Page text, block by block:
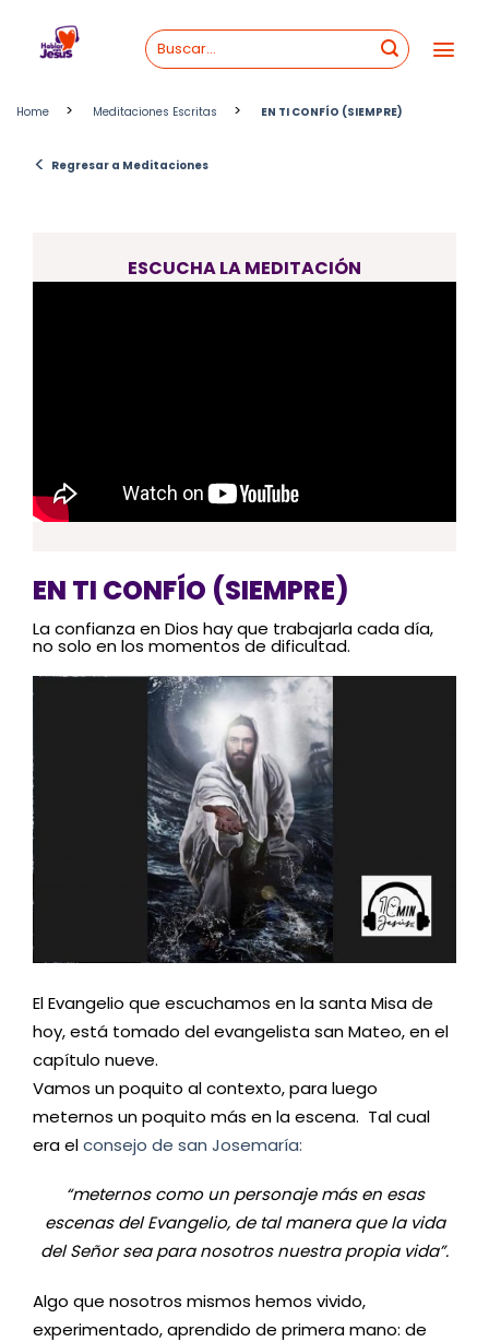
content
Home > Meditaciones Escritas > EN TI CONFÍO (SIEMPRE)
< Regresar a Meditaciones
ESCUCHA LA MEDITACIÓN
EN TI CONFÍO (SIEMPRE)
La confianza en Dios hay que trabajarla cada día,
no solo en los momentos de dificultad.
El Evangelio que escuchamos en la santa Misa de
hoy, está tomado del evangelista san Mateo, en el
capítulo nueve.
Vamos un poquito al contexto, para luego
meternos un poquito más en la escena. Tal cual
era elconsejo de san Josemaría:
“meternos como un personaje más en esas
escenas del Evangelio, de tal manera que la vida
del Señor sea para nosotros nuestra propia vida”.
Algo que nosotros mismos hemos vivido,
experimentado, aprendido de primera mano: de